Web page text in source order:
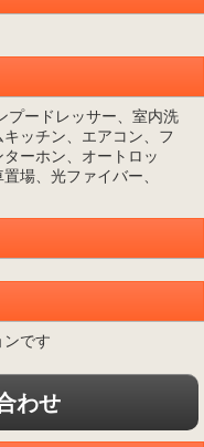
プードレッサー、室内洗
ッチン、エアコン、フ
ーホン、オートロッ
場、光ファイバー、
ンです
わせ